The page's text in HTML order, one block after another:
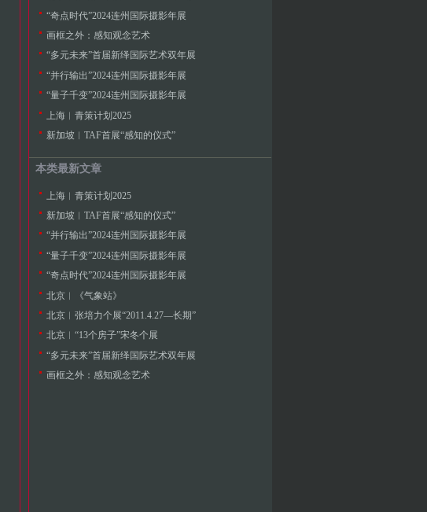
“奇点时代”2024连州国际摄影年展
画框之外：感知观念艺术
“多元未来”首届新绎国际艺术双年展
“并行输出”2024连州国际摄影年展
“量子千变”2024连州国际摄影年展
上海︱青策计划2025
新加坡︱TAF首展“感知的仪式”
本类最新文章
上海︱青策计划2025
新加坡︱TAF首展“感知的仪式”
“并行输出”2024连州国际摄影年展
“量子千变”2024连州国际摄影年展
“奇点时代”2024连州国际摄影年展
北京︱《气象站》
北京︱张培力个展“2011.4.27—长期”
北京︱“13个房子”宋冬个展
“多元未来”首届新绎国际艺术双年展
画框之外：感知观念艺术